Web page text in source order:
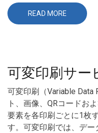
READ MORE ABOUT
可変印刷サー
可変印刷（Variable Data
ト、画像、QRコードお
要素を各印刷ごとに1枚
す。可変印刷では、デ